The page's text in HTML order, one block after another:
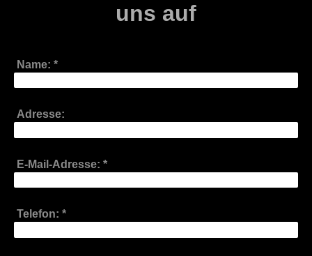
uns auf
Name: *
Adresse:
E-Mail-Adresse: *
Telefon: *